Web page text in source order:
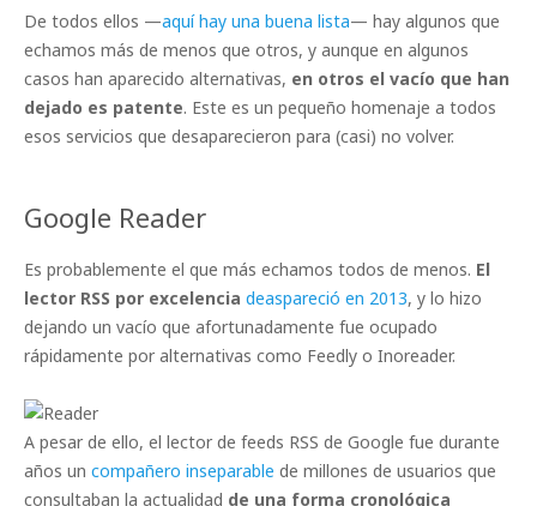
De todos ellos —aquí hay una buena lista— hay algunos que
echamos más de menos que otros, y aunque en algunos
casos han aparecido alternativas, en otros el vacío que han
dejado es patente. Este es un pequeño homenaje a todos
esos servicios que desaparecieron para (casi) no volver.
Google Reader
Es probablemente el que más echamos todos de menos. El
lector RSS por excelencia deaspareció en 2013, y lo hizo
dejando un vacío que afortunadamente fue ocupado
rápidamente por alternativas como Feedly o Inoreader.
A pesar de ello, el lector de feeds RSS de Google fue durante
años un compañero inseparable de millones de usuarios que
consultaban la actualidad de una forma cronológica